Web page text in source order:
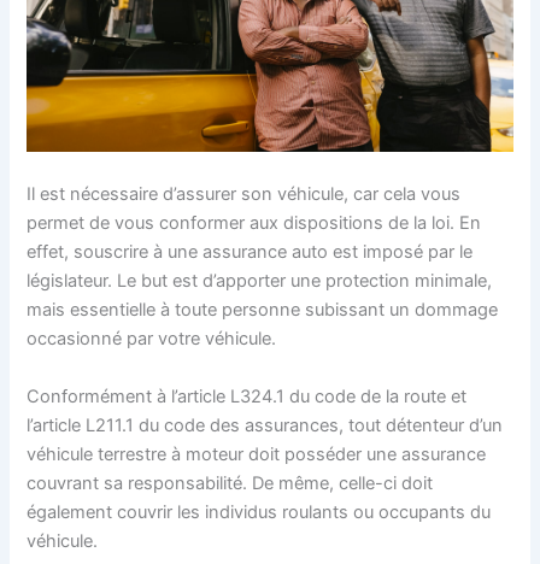
Il est nécessaire d’assurer son véhicule, car cela vous
permet de vous conformer aux dispositions de la loi. En
effet, souscrire à une assurance auto est imposé par le
législateur. Le but est d’apporter une protection minimale,
mais essentielle à toute personne subissant un dommage
occasionné par votre véhicule.
Conformément à l’article L324.1 du code de la route et
l’article L211.1 du code des assurances, tout détenteur d’un
véhicule terrestre à moteur doit posséder une assurance
couvrant sa responsabilité. De même, celle-ci doit
également couvrir les individus roulants ou occupants du
véhicule.